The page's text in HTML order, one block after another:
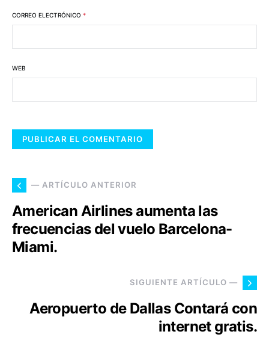
CORREO ELECTRÓNICO *
WEB
— ARTÍCULO ANTERIOR
American Airlines aumenta las
frecuencias del vuelo Barcelona-
Miami.
SIGUIENTE ARTÍCULO —
Aeropuerto de Dallas Contará con
internet gratis.